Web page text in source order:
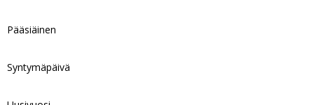
Pääsiäinen
Syntymäpäivä